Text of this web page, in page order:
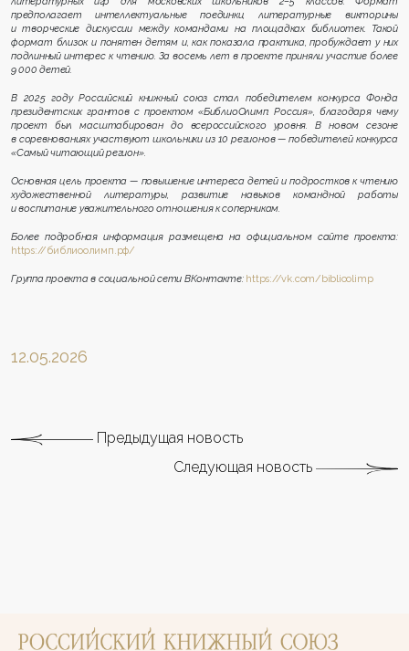
предполагает интеллектуальные поединки, литературные викторины
и творческие дискуссии между командами на площадках библиотек. Такой
формат близок и понятен детям и, как показала практика, пробуждает у них
подлинный интерес к чтению. За восемь лет в проекте приняли участие более
9 000 детей.
В 2025 году Российский книжный союз стал победителем конкурса Фонда
президентских грантов с проектом «БиблиоОлимп. Россия», благодаря чему
проект был масштабирован до всероссийского уровня. В новом сезоне
в соревнованиях участвуют школьники из 10 регионов — победителей конкурса
«Самый читающий регион».
Основная цель проекта — повышение интереса детей и подростков к чтению
художественной литературы, развитие навыков командной работы
и воспитание уважительного отношения к соперникам.
Более подробная информация размещена на официальном сайте проекта:
https://библиоолимп.рф/
Группа проекта в социальной сети ВКонтакте: https://vk.com/biblioolimp
12.05.2026
Предыдущая новость
Следующая новость